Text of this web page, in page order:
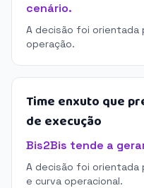
cenário.
A decisão foi orientada
operação.
Time enxuto que
de execução
Bis2Bis tende a
A decisão foi orientada
e curva operacional.